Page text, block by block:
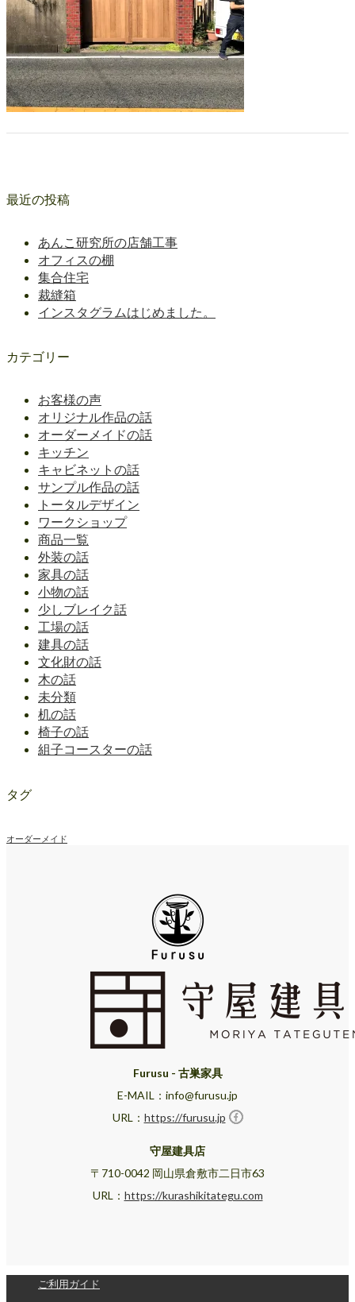
最近の投稿
あんこ研究所の店舗工事
オフィスの棚
集合住宅
裁縫箱
インスタグラムはじめました。
カテゴリー
お客様の声
オリジナル作品の話
オーダーメイドの話
キッチン
キャビネットの話
サンプル作品の話
トータルデザイン
ワークショップ
商品一覧
外装の話
家具の話
小物の話
少しブレイク話
工場の話
建具の話
文化財の話
木の話
未分類
机の話
椅子の話
組子コースターの話
タグ
オーダーメイド
Furusu - 古巣家具
E-MAIL：info@furusu.jp
URL： https://furusu.jp
守屋建具店
〒710-0042 岡山県倉敷市二日市63
URL： https://kurashikitategu.com
ご利用ガイド